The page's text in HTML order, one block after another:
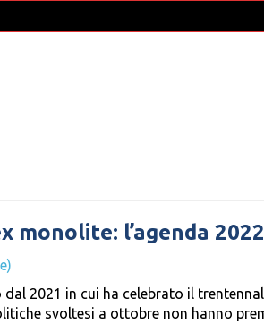
monolite: l’agenda
2021 in cui ha celebrato il
svoltesi a ottobre non hanno